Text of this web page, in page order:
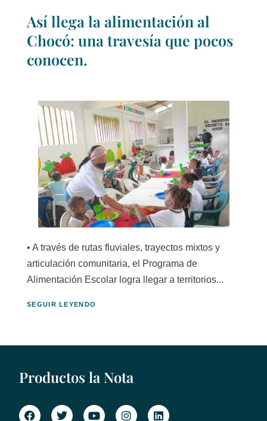
Así llega la alimentación al
Chocó: una travesía que pocos
conocen.
• A través de rutas fluviales, trayectos mixtos y
articulación comunitaria, el Programa de
Alimentación Escolar logra llegar a territorios...
SEGUIR LEYENDO
Productos la Nota